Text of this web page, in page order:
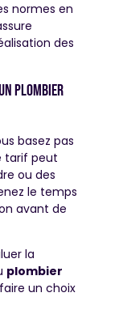
normes en
des
plombier
basez pas
tarif peut
ou des
le temps
avant de
la
plombier
un choix